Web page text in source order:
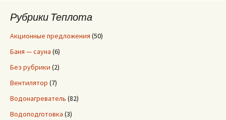
:Рубрики Теплота
Акционные предложения (50)
Баня — сауна (6)
Без рубрики (2)
Вентилятор (7)
Водонагреватель (82)
Водоподготовка (3)